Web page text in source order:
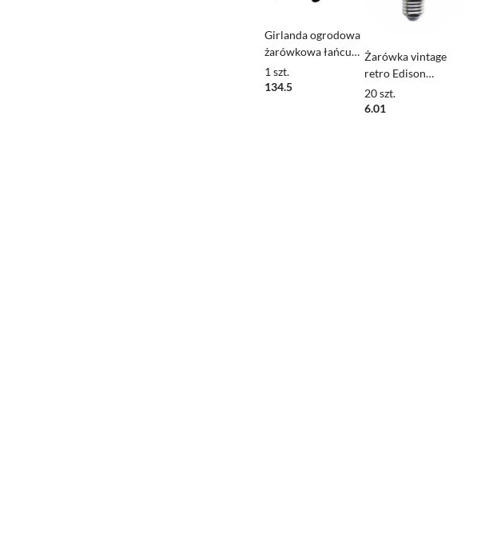
Girlanda ogrodowa
żarówkowa łańcuch
20m 20pkt oprawa
do żarówek E27
1 szt.
134.5
Żarówka vintage
retro Edison
Filament LED 2W
G45 E27 2700K
20szt.
6.01